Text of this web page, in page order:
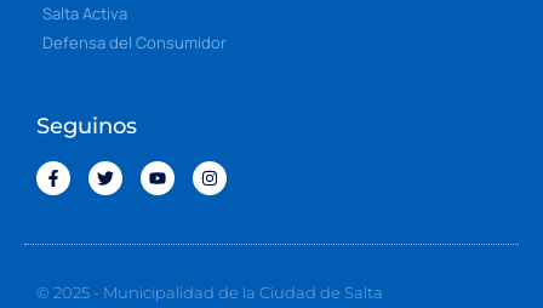
Salta Activa
Defensa del Consumidor
Seguinos
© 2025 - Municipalidad de la Ciudad de Salta